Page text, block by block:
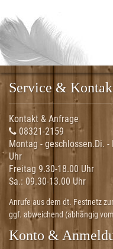
Service &
Kontakt & Anfrage
08321-2159
Montag - geschlossen.Di. -
Uhr
Freitag 9.30-18.00 Uhr
Sa.: 09.30-13.00 Uhr
Anrufe aus dem dt. Festnetz
ggf. abweichend (abhängig
Konto &